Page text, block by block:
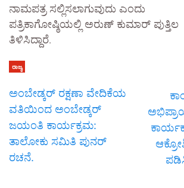
ನಾಮಪತ್ರ ಸಲ್ಲಿಸಲಾಗುವುದು ಎಂದು
ಪತ್ರಿಕಾಗೋಷ್ಠಿಯಲ್ಲಿ ಅರುಣ್ ಕುಮಾರ್ ಪುತ್ತಿಲ
ತಿಳಿಸಿದ್ದಾರೆ.
ರಾಜ್ಯ
ಅಂಬೇಡ್ಕರ್ ರಕ್ಷಣಾ ವೇದಿಕೆಯ
ವತಿಯಿಂದ ಅಂಬೇಡ್ಕರ್
ಜಯಂತಿ ಕಾರ್ಯಕ್ರಮ:
ತಾಲೋಕು ಸಮಿತಿ ಪುನರ್
ರಚನೆ.